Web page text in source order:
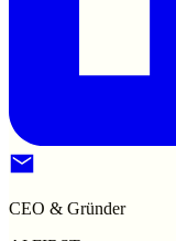
CEO & Gründer